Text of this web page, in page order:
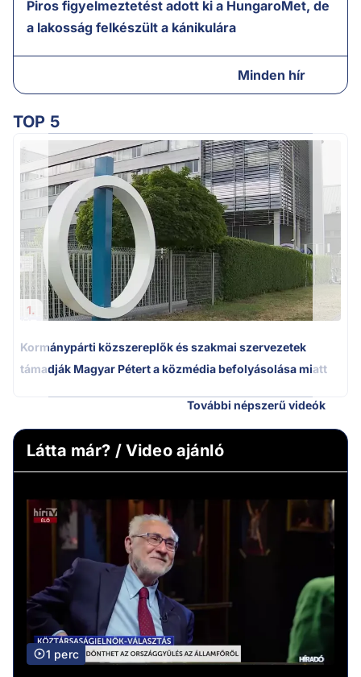
Piros figyelmeztetést adott ki a HungaroMet, de
a lakosság felkészült a kánikulára
Minden hír
TOP 5
1.
Kormánypárti közszereplők és szakmai szervezetek
támadják Magyar Pétert a közmédia befolyásolása miatt
További népszerű videók
Látta már? / Video ajánló
1 perc